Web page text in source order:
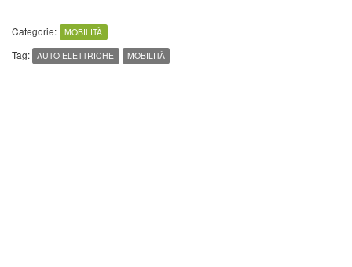
Categorie: MOBILITÀ
Tag: AUTO ELETTRICHE MOBILITÀ